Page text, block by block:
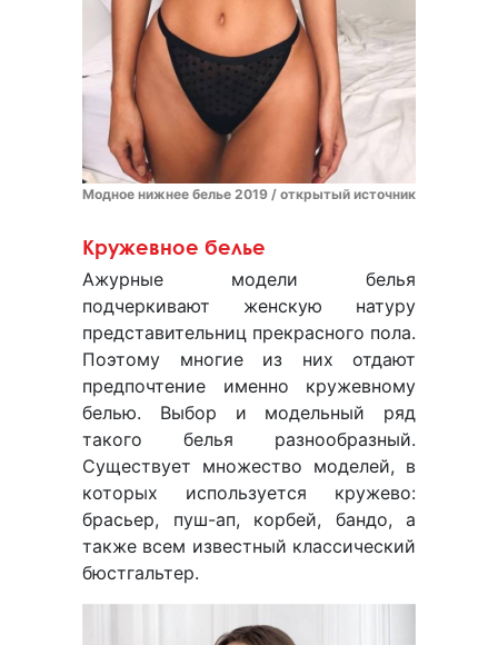
Модное нижнее белье 2019 / открытый источник
Кружевное белье
Ажурные модели белья
подчеркивают женскую натуру
представительниц прекрасного пола.
Поэтому многие из них отдают
предпочтение именно кружевному
белью. Выбор и модельный ряд
такого белья разнообразный.
Существует множество моделей, в
которых используется кружево:
брасьер, пуш-ап, корбей, бандо, а
также всем известный классический
бюстгальтер.